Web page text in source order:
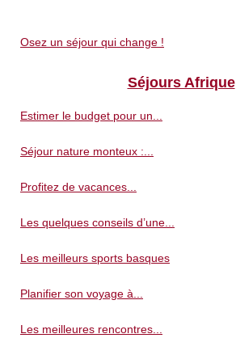
Osez un séjour qui change !
Séjours Afrique
Estimer le budget pour un...
Séjour nature monteux :...
Profitez de vacances...
Les quelques conseils d’une...
Les meilleurs sports basques
Planifier son voyage à...
Les meilleures rencontres...